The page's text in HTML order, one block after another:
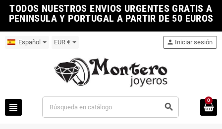
TODOS NUESTROS ENVIOS URGENTES GRATIS A
PENINSULA Y PORTUGAL A PARTIR DE 50 EUROS
Español EUR €
view_headline search
person Iniciar sesión
0